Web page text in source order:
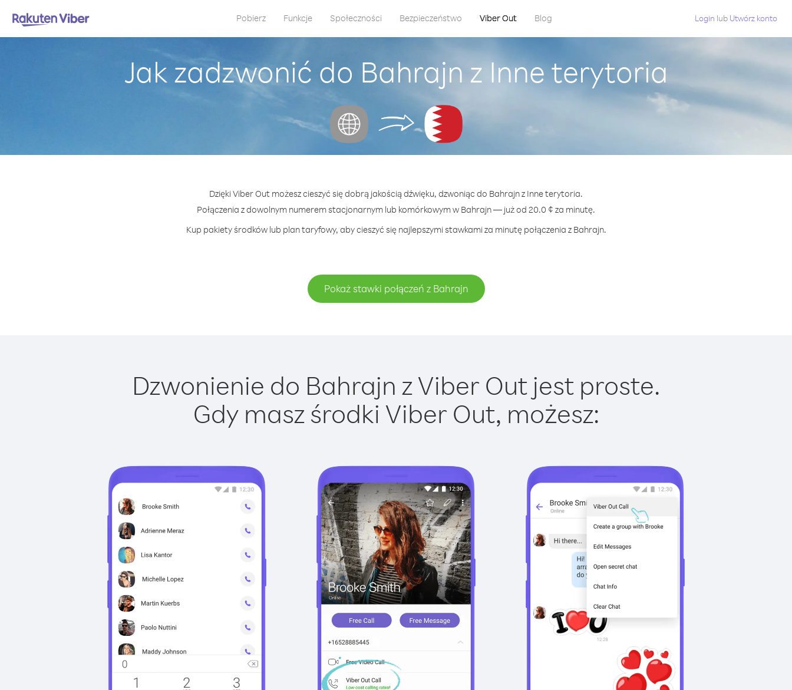
Pobierz Funkcje Społeczności Bezpieczeństwo Viber Out Blog Login lub Utwórz konto
Jak zadzwonić do Bahrajn z Inne terytoria
Dzięki Viber Out możesz cieszyć się dobrą jakością dźwięku, dzwoniąc do Bahrajn z Inne terytoria.
Połączenia z dowolnym numerem stacjonarnym lub komórkowym w Bahrajn — już od 20.0 ¢ za minutę.
Kup pakiety środków lub plan taryfowy, aby cieszyć się najlepszymi stawkami za minutę połączenia z Bahrajn.
Pokaż stawki połączeń z Bahrajn
Dzwonienie do Bahrajn z Viber Out jest proste.
Gdy masz środki Viber Out, możesz: